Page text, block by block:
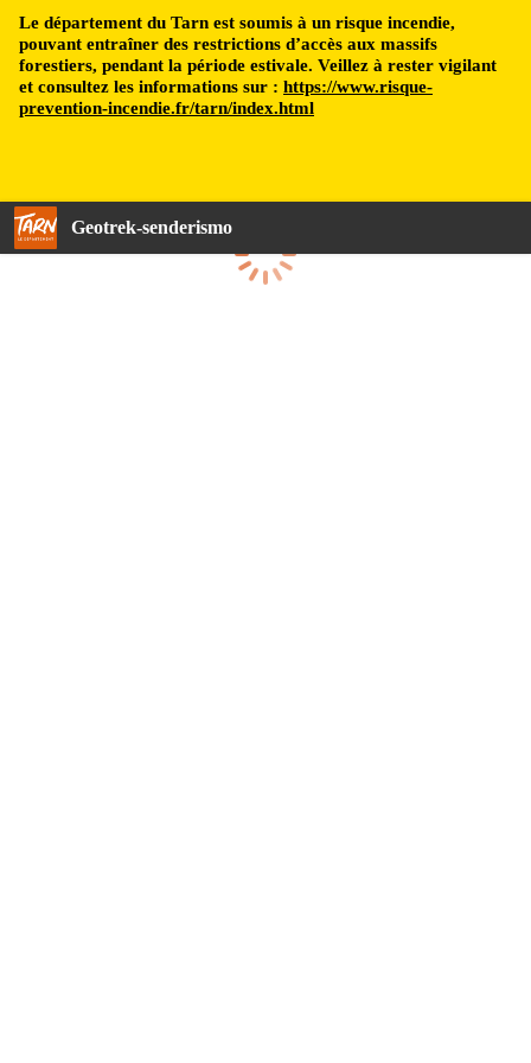
Le département du Tarn est soumis à un risque incendie,
pouvant entraîner des restrictions d’accès aux massifs
forestiers, pendant la période estivale. Veillez à rester vigilant
et consultez les informations sur : https://www.risque-
prevention-incendie.fr/tarn/index.html
Geotrek-senderismo
Cargando